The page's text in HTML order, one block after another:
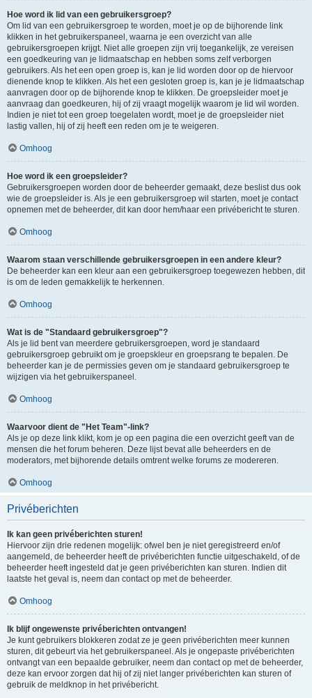
Hoe word ik lid van een gebruikersgroep?
Om lid van een gebruikersgroep te worden, moet je op de bijhorende link
klikken in het gebruikerspaneel, waarna je een overzicht van alle
gebruikersgroepen krijgt. Niet alle groepen zijn vrij toegankelijk, ze vereisen
een goedkeuring van je lidmaatschap en hebben soms zelf verborgen
gebruikers. Als het een open groep is, kan je lid worden door op de hiervoor
dienende knop te klikken. Als het een gesloten groep is, kan je je lidmaatschap
aanvragen door op de bijhorende knop te klikken. De groepsleider moet je
aanvraag dan goedkeuren, hij of zij vraagt mogelijk waarom je lid wil worden.
Indien je niet tot een groep toegelaten wordt, moet je de groepsleider niet
lastig vallen, hij of zij heeft een reden om je te weigeren.
Omhoog
Hoe word ik een groepsleider?
Gebruikersgroepen worden door de beheerder gemaakt, deze beslist dus ook
wie de groepsleider is. Als je een gebruikersgroep wil starten, moet je contact
opnemen met de beheerder, dit kan door hem/haar een privébericht te sturen.
Omhoog
Waarom staan verschillende gebruikersgroepen in een andere kleur?
De beheerder kan een kleur aan een gebruikersgroep toegewezen hebben, dit
is om de leden gemakkelijk te herkennen.
Omhoog
Wat is de "Standaard gebruikersgroep"?
Als je lid bent van meerdere gebruikersgroepen, word je standaard
gebruikersgroep gebruikt om je groepskleur en groepsrang te bepalen. De
beheerder kan je de permissies geven om je standaard gebruikersgroep te
wijzigen via het gebruikerspaneel.
Omhoog
Waarvoor dient de "Het Team"-link?
Als je op deze link klikt, kom je op een pagina die een overzicht geeft van de
mensen die het forum beheren. Deze lijst bevat alle beheerders en de
moderators, met bijhorende details omtrent welke forums ze modereren.
Omhoog
Privéberichten
Ik kan geen privéberichten sturen!
Hiervoor zijn drie redenen mogelijk: ofwel ben je niet geregistreerd en/of
aangemeld, de beheerder heeft de privéberichten functie uitgeschakeld, of de
beheerder heeft ingesteld dat je geen privéberichten kan sturen. Indien dit
laatste het geval is, neem dan contact op met de beheerder.
Omhoog
Ik blijf ongewenste privéberichten ontvangen!
Je kunt gebruikers blokkeren zodat ze je geen privéberichten meer kunnen
sturen, dit gebeurt via het gebruikerspaneel. Als je ongepaste privéberichten
ontvangt van een bepaalde gebruiker, neem dan contact op met de beheerder,
deze kan ervoor zorgen dat hij of zij niet langer privéberichten kan sturen of
gebruik de meldknop in het privébericht.